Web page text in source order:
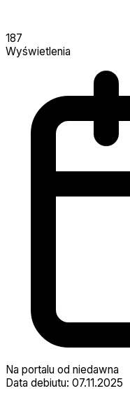
187
Wyświetlenia
Na portalu od niedawna
Data debiutu: 07.11.2025